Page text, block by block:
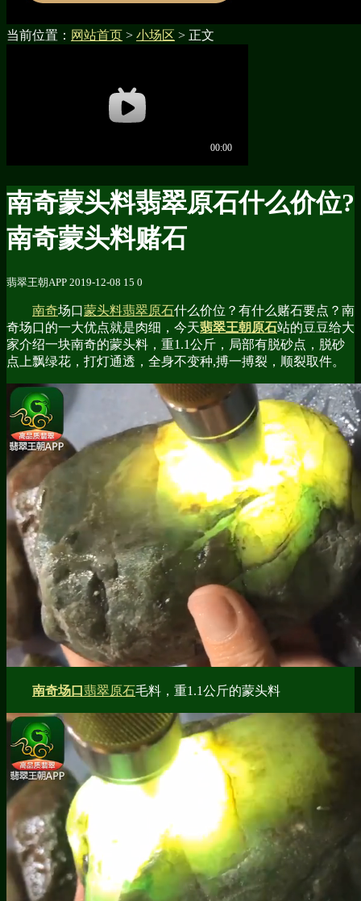
当前位置： 网站首页 > 小场区 > 正文
南奇蒙头料翡翠原石什么价位?
南奇蒙头料赌石
翡翠王朝APP 2019-12-08 15 0
南奇场口蒙头料翡翠原石什么价位？有什么赌石要点？南
奇场口的一大优点就是肉细，今天翡翠王朝原石站的豆豆给大
家介绍一块南奇的蒙头料，重1.1公斤，局部有脱砂点，脱砂
点上飘绿花，打灯通透，全身不变种,搏一搏裂，顺裂取件。
南奇场口 翡翠原石毛料，重1.1公斤的蒙头料